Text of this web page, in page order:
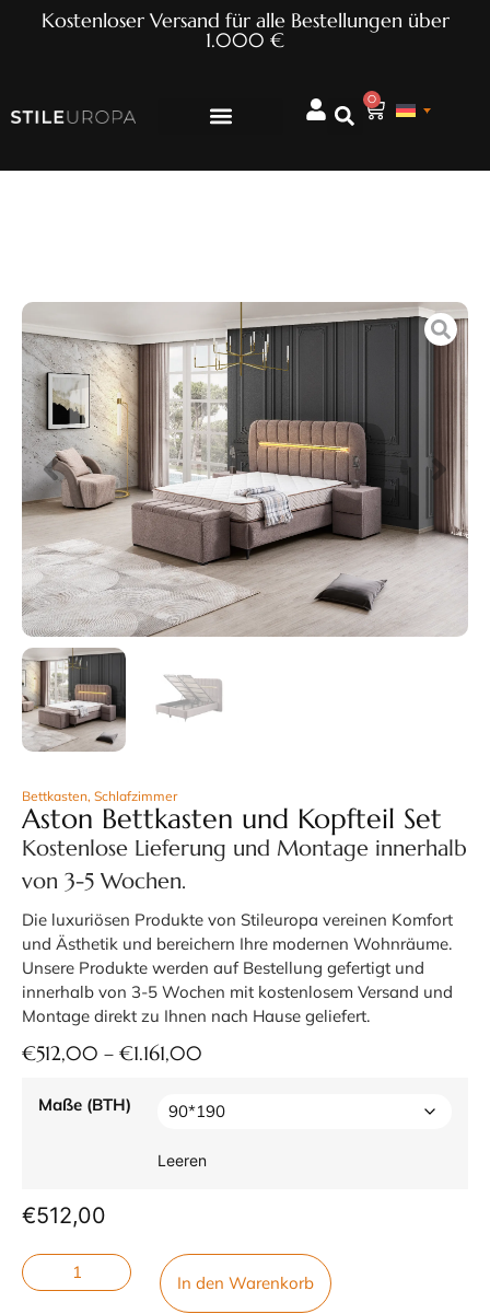
Kostenloser Versand für alle Bestellungen über
1.000 €
0
Bettkasten, Schlafzimmer
Aston Bettkasten und Kopfteil Set
Kostenlose Lieferung und Montage innerhalb
von 3-5 Wochen.
Die luxuriösen Produkte von Stileuropa vereinen Komfort
und Ästhetik und bereichern Ihre modernen Wohnräume.
Unsere Produkte werden auf Bestellung gefertigt und
innerhalb von 3-5 Wochen mit kostenlosem Versand und
Montage direkt zu Ihnen nach Hause geliefert.
€512,00 – €1.161,00
Maße (BTH)
Leeren
€512,00
In den Warenkorb